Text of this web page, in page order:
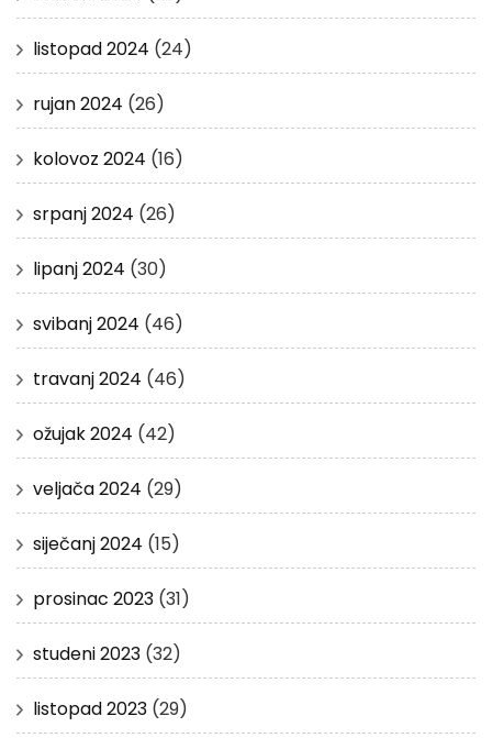
listopad 2024 (24)
rujan 2024 (26)
kolovoz 2024 (16)
srpanj 2024 (26)
lipanj 2024 (30)
svibanj 2024 (46)
travanj 2024 (46)
ožujak 2024 (42)
veljača 2024 (29)
siječanj 2024 (15)
prosinac 2023 (31)
studeni 2023 (32)
listopad 2023 (29)